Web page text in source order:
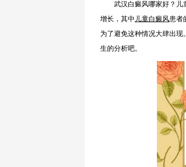
武汉白癜风哪家好？儿
增长，其中 儿童白癜风患者
为了避免这种情况大肆出
生的分析吧。